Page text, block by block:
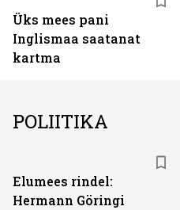
Üks mees pani
Inglismaa saatanat
kartma
POLIITIKA
Elumees rindel:
Hermann Göringi